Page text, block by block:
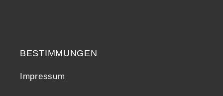
BESTIMMUNGEN
Impressum